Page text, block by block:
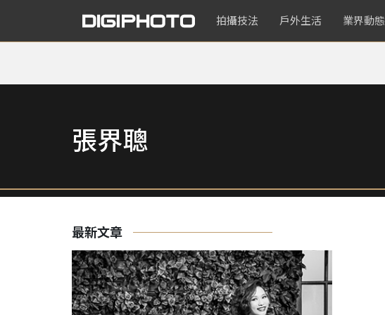
拍攝技法 戶外生活 業界動態
張界聰
最新文章